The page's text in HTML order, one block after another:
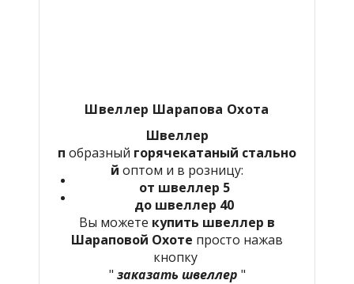
Швеллер Шарапова Охота
Швеллер
п образный горячекатаный стально
й оптом и в розницу:
от швеллер 5
до швеллер 40
Вы можете купить швеллер в
Шараповой Охоте просто нажав
кнопку
" заказать швеллер "